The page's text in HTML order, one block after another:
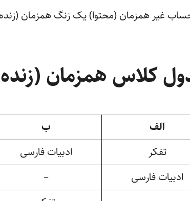
غیر همزمان (محتوا) یک زنگ همزمان
کلاس همزمان
الف ب
تفکر ادبیات فارسی
ادبیات فارسی –